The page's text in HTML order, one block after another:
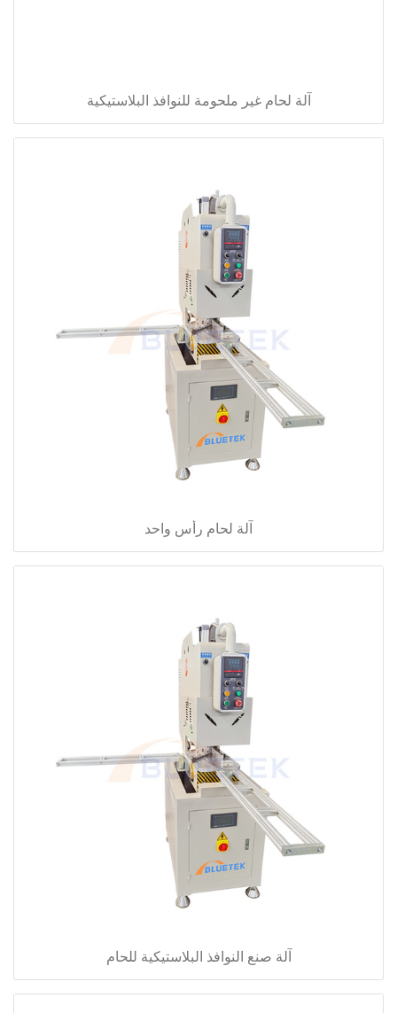
آلة لحام غير ملحومة للنوافذ البلاستيكية
آلة لحام رأس واحد
آلة صنع النوافذ البلاستيكية للحام